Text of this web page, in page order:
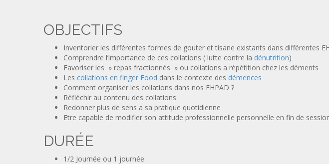
OBJECTIFS
Inventorier les différentes formes de gouter et tisane existants dans différentes
Comprendre l’importance de ces collations ( lutte contre la dénutrition)
Favoriser les » repas fractionnés » ou collations a répétition chez les déments
Les collations en finger Food dans le contexte des démences
Comment organiser les collations dans nos EHPAD ?
Réfléchir au contenu des collations
Redonner plus de sens a sa pratique quotidienne
Etre capable de modifier son attitude professionnelle personnelle en fin de
DURÉE
1/2 Journée ou 1 journée